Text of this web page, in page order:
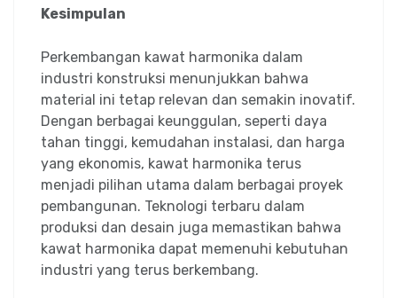
Kesimpulan
Perkembangan kawat harmonika dalam
industri konstruksi menunjukkan bahwa
material ini tetap relevan dan semakin inovatif.
Dengan berbagai keunggulan, seperti daya
tahan tinggi, kemudahan instalasi, dan harga
yang ekonomis, kawat harmonika terus
menjadi pilihan utama dalam berbagai proyek
pembangunan. Teknologi terbaru dalam
produksi dan desain juga memastikan bahwa
kawat harmonika dapat memenuhi kebutuhan
industri yang terus berkembang.